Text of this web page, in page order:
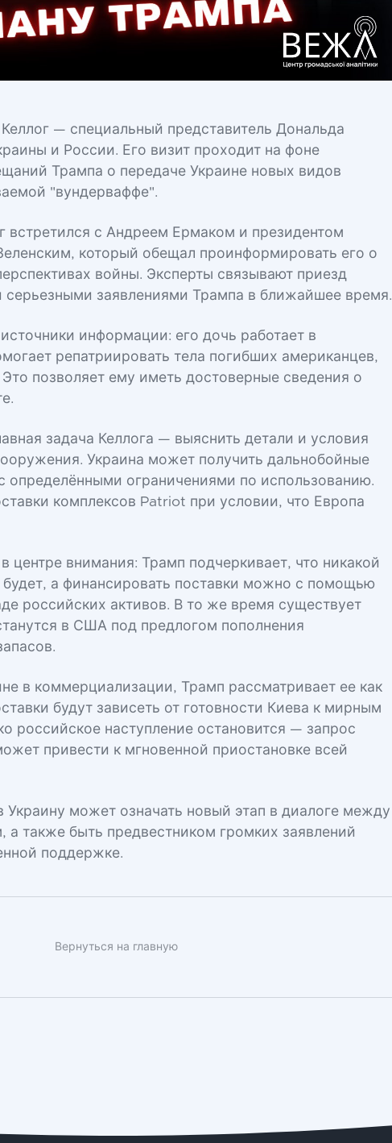
— специальный представитель Дональда
и России. Его визит проходит на фоне
Трампа о передаче Украине новых видов
"вундерваффе".
встретился с Андреем Ермаком и президентом
который обещал проинформировать его о
войны. Эксперты связывают приезд
серьезными заявлениями Трампа в ближайшее время.
информации: его дочь работает в
репатриировать тела погибших американцев,
позволяет ему иметь достоверные сведения о
задача Келлога — выяснить детали и условия
Украина может получить дальнобойные
определёнными ограничениями по использованию.
комплексов Patriot при условии, что Европа
внимания: Трамп подчеркивает, что никакой
а финансировать поставки можно с помощью
российских активов. В то же время существует
в США под предлогом пополнения
в коммерциализации, Трамп рассматривает ее как
будут зависеть от готовности Киева к мирным
российское наступление остановится — запрос
привести к мгновенной приостановке всей
Украину может означать новый этап в диалоге между
а также быть предвестником громких заявлений
поддержке.
Вернуться на главную